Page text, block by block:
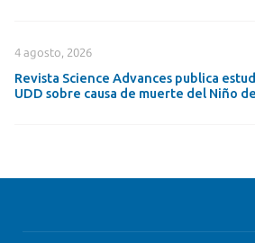
4 agosto, 2026
Revista Science Advances publica
UDD sobre causa de muerte del Niño